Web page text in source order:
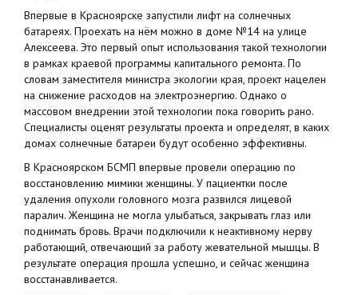
Впервые в Красноярске запустили лифт на солнечных
батареях. Проехать на нём можно в доме №14 на улице
Алексеева. Это первый опыт использования такой технологии
в рамках краевой программы капитального ремонта. По
словам заместителя министра экологии края, проект нацелен
на снижение расходов на электроэнергию. Однако о
массовом внедрении этой технологии пока говорить рано.
Специалисты оценят результаты проекта и определят, в каких
домах солнечные батареи будут особенно эффективны.
В Красноярском БСМП впервые провели операцию по
восстановлению мимики женщины. У пациентки после
удаления опухоли головного мозга развился лицевой
паралич. Женщина не могла улыбаться, закрывать глаз или
поднимать бровь. Врачи подключили к неактивному нерву
работающий, отвечающий за работу жевательной мышцы. В
результате операция прошла успешно, и сейчас женщина
восстанавливается.